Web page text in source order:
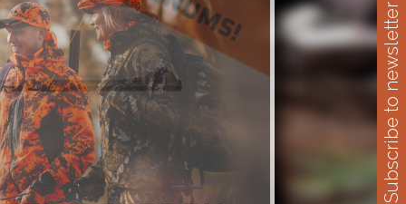
Subscribe to newsletter